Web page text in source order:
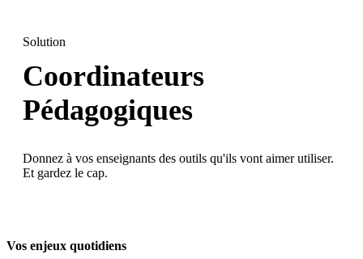
Solution
Coordinateurs
Pédagogiques
Donnez à vos enseignants des outils qu'ils vont aimer utiliser.
Et gardez le cap.
Vos enjeux quotidiens